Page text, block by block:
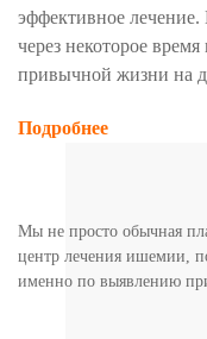
эффективное
через некоторое
привычной жизни на
Подробнее
Мы не просто обычная
центр лечения ишемии,
именно по выявлению